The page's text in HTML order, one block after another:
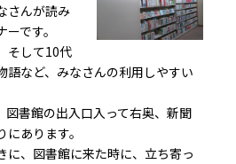
さんが読み
です。
そして10代
語など、みなさんの利用しやすい
図書館の出入口入って右奥、新聞
あります。
に、図書館に来た時に、立ち寄っ